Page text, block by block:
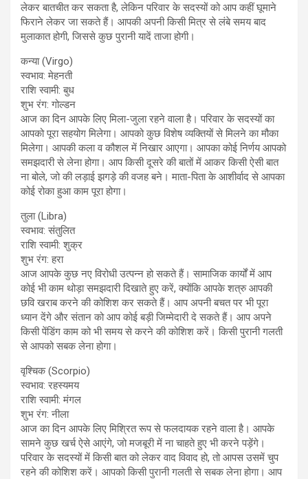
लेकर बातचीत कर सकता है, लेकिन परिवार के सदस्यों को आप कहीं घूमाने
फिराने लेकर जा सकते हैं। आपकी अपनी किसी मित्र से लंबे समय बाद
मुलाकात होगी, जिससे कुछ पुरानी यादें ताजा होगी।
कन्या (Virgo)
स्वभाव: मेहनती
राशि स्वामी: बुध
शुभ रंग: गोल्डन
आज का दिन आपके लिए मिला-जुला रहने वाला है। परिवार के सदस्यों का
आपको पूरा सहयोग मिलेगा। आपको कुछ विशेष व्यक्तियों से मिलने का मौका
मिलेगा। आपकी कला व कौशल में निखार आएगा। आपका कोई निर्णय आपको
समझदारी से लेना होगा। आप किसी दूसरे की बातों में आकर किसी ऐसी बात
ना बोले, जो की लड़ाई झगड़े की वजह बने। माता-पिता के आशीर्वाद से आपका
कोई रोका हुआ काम पूरा होगा।
तुला (Libra)
स्वभाव: संतुलित
राशि स्वामी: शुक्र
शुभ रंग: हरा
आज आपके कुछ नए विरोधी उत्पन्न हो सकते हैं। सामाजिक कार्यों में आप
कोई भी काम थोड़ा समझदारी दिखाते हुए करें, क्योंकि आपके शत्रु आपकी
छवि खराब करने की कोशिश कर सकते हैं। आप अपनी बचत पर भी पूरा
ध्यान देंगे और संतान को आप कोई बड़ी जिम्मेदारी दे सकते हैं। आप अपने
किसी पेंडिंग काम को भी समय से करने की कोशिश करें। किसी पुरानी गलती
से आपको सबक लेना होगा।
वृश्चिक (Scorpio)
स्वभाव: रहस्यमय
राशि स्वामी: मंगल
शुभ रंग: नीला
आज का दिन आपके लिए मिश्रित रूप से फलदायक रहने वाला है। आपके
सामने कुछ खर्च ऐसे आएंगे, जो मजबूरी में ना चाहते हुए भी करने पड़ेंगे।
परिवार के सदस्यों में किसी बात को लेकर वाद विवाद हो, तो आपस उसमें चुप
रहने की कोशिश करें। आपको किसी पुरानी गलती से सबक लेना होगा। आप